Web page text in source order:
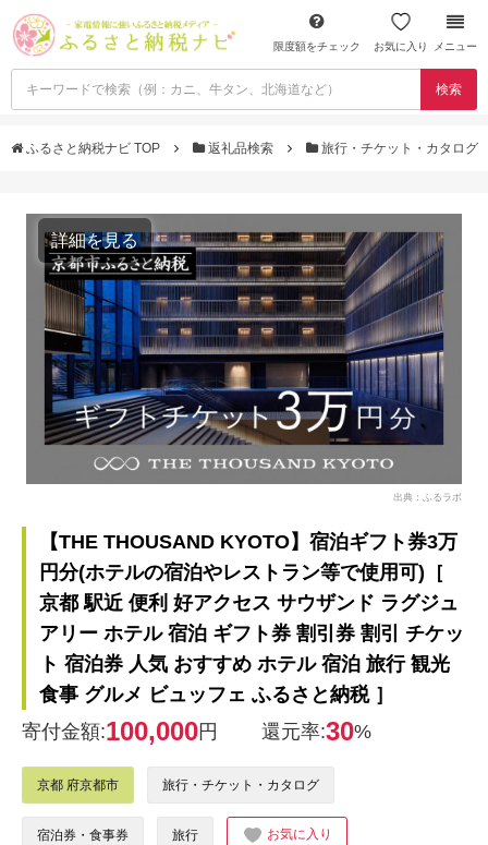
限度額をチェック お気に入り メニュー
検索
ふるさと納税ナビ TOP 返礼品検索 旅行・チケット・カタログ
詳細を見る
出典：ふるラボ
【THE THOUSAND KYOTO】宿泊ギフト券3万
円分(ホテルの宿泊やレストラン等で使用可)［
京都 駅近 便利 好アクセス サウザンド ラグジュ
アリー ホテル 宿泊 ギフト券 割引券 割引 チケッ
ト 宿泊券 人気 おすすめ ホテル 宿泊 旅行 観光
食事 グルメ ビュッフェ ふるさと納税 ］
寄付金額:100,000円 還元率:30%
京都 府京都市 旅行・チケット・カタログ
宿泊券・食事券 旅行 お気に入り